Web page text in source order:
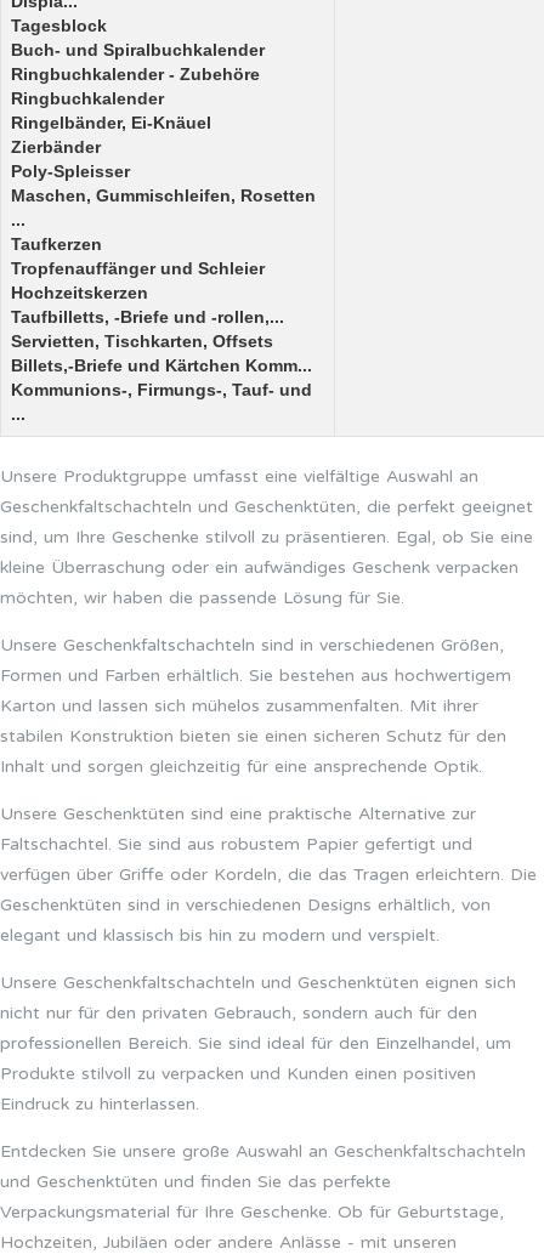
Tagesblock
Buch- und Spiralbuchkalender
Ringbuchkalender - Zubehöre
Ringbuchkalender
Ringelbänder, Ei-Knäuel
Zierbänder
Poly-Spleisser
Maschen, Gummischleifen, Rosetten
...
Taufkerzen
Tropfenauffänger und Schleier
Hochzeitskerzen
Taufbilletts, -Briefe und -rollen,...
Servietten, Tischkarten, Offsets
Billets,-Briefe und Kärtchen Komm...
Kommunions-, Firmungs-, Tauf- und
...
Unsere Produktgruppe umfasst eine vielfältige Auswahl an
Geschenkfaltschachteln und Geschenktüten, die perfekt geeignet
sind, um Ihre Geschenke stilvoll zu präsentieren. Egal, ob Sie eine
kleine Überraschung oder ein aufwändiges Geschenk verpacken
möchten, wir haben die passende Lösung für Sie.
Unsere Geschenkfaltschachteln sind in verschiedenen Größen,
Formen und Farben erhältlich. Sie bestehen aus hochwertigem
Karton und lassen sich mühelos zusammenfalten. Mit ihrer
stabilen Konstruktion bieten sie einen sicheren Schutz für den
Inhalt und sorgen gleichzeitig für eine ansprechende Optik.
Unsere Geschenktüten sind eine praktische Alternative zur
Faltschachtel. Sie sind aus robustem Papier gefertigt und
verfügen über Griffe oder Kordeln, die das Tragen erleichtern. Die
Geschenktüten sind in verschiedenen Designs erhältlich, von
elegant und klassisch bis hin zu modern und verspielt.
Unsere Geschenkfaltschachteln und Geschenktüten eignen sich
nicht nur für den privaten Gebrauch, sondern auch für den
professionellen Bereich. Sie sind ideal für den Einzelhandel, um
Produkte stilvoll zu verpacken und Kunden einen positiven
Eindruck zu hinterlassen.
Entdecken Sie unsere große Auswahl an Geschenkfaltschachteln
und Geschenktüten und finden Sie das perfekte
Verpackungsmaterial für Ihre Geschenke. Ob für Geburtstage,
Hochzeiten, Jubiläen oder andere Anlässe - mit unseren